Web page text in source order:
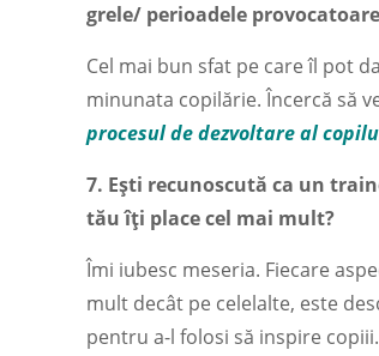
grele/ perioadele
Cel mai bun sfat pe care îl pot
minunata copilărie. Încercă să
procesul de dezvoltare al
7. Ești recunoscută ca un
tău îți place cel mai mult?
Îmi iubesc meseria. Fiecare
mult decât pe celelalte, este
pentru a-l folosi să inspire